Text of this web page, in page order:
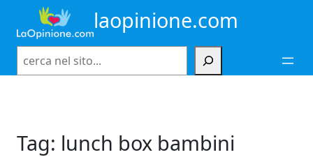
contenuto
laopinione.com
Tag: lunch box bambini